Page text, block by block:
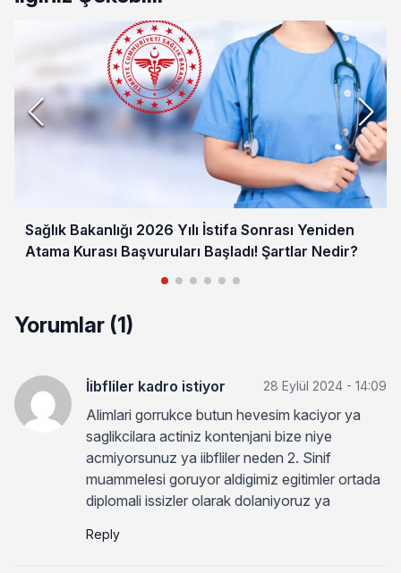
Sağlık Bakanlığı 2026 Yılı İstifa Sonrası Yeniden
Atama Kurası Başvuruları Başladı! Şartlar Nedir?
Yorumlar (1)
İibfliler kadro istiyor 28 Eylül 2024 - 14:09
Alimlari gorrukce butun hevesim kaciyor ya
saglikcilara actiniz kontenjani bize niye
acmiyorsunuz ya iibfliler neden 2. Sinif
muammelesi goruyor aldigimiz egitimler ortada
diplomali issizler olarak dolaniyoruz ya
Reply